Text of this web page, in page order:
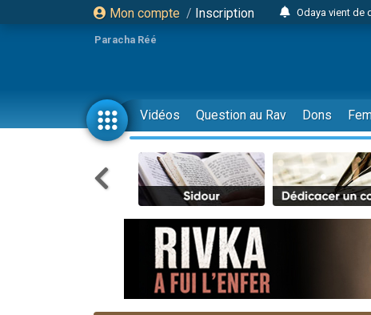
Mon compte / Inscription
Odaya vient de
3
2 personnes
13 personnes
12
30
Il reste 49
3 personnes
2 personnes
3 personnes
2
8
Paracha Réé
Vidéos Question au Rav Dons